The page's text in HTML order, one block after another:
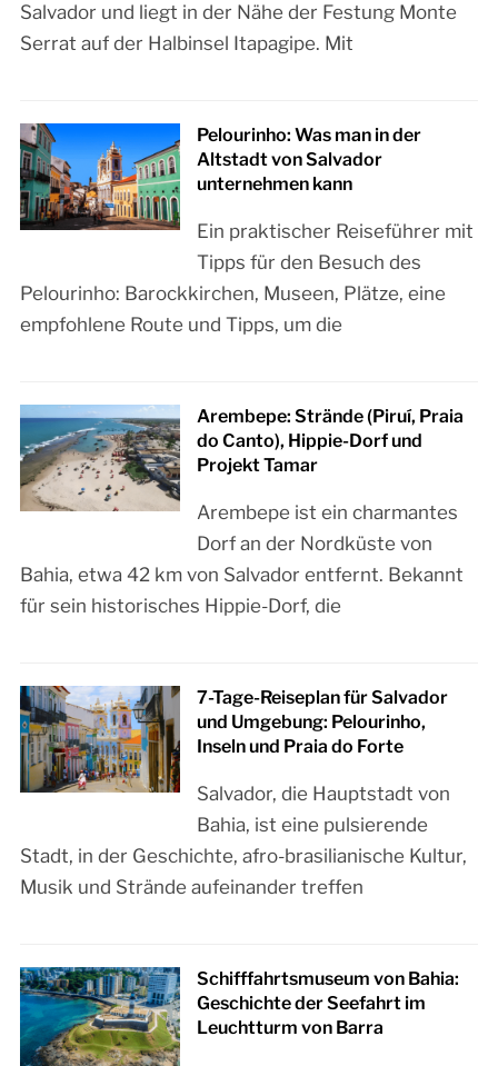
Salvador und liegt in der Nähe der Festung Monte
Serrat auf der Halbinsel Itapagipe. Mit
Pelourinho: Was man in der
Altstadt von Salvador
unternehmen kann
Ein praktischer Reiseführer mit
Tipps für den Besuch des
Pelourinho: Barockkirchen, Museen, Plätze, eine
empfohlene Route und Tipps, um die
Arembepe: Strände (Piruí, Praia
do Canto), Hippie-Dorf und
Projekt Tamar
Arembepe ist ein charmantes
Dorf an der Nordküste von
Bahia, etwa 42 km von Salvador entfernt. Bekannt
für sein historisches Hippie-Dorf, die
7-Tage-Reiseplan für Salvador
und Umgebung: Pelourinho,
Inseln und Praia do Forte
Salvador, die Hauptstadt von
Bahia, ist eine pulsierende
Stadt, in der Geschichte, afro-brasilianische Kultur,
Musik und Strände aufeinander treffen
Schifffahrtsmuseum von Bahia:
Geschichte der Seefahrt im
Leuchtturm von Barra